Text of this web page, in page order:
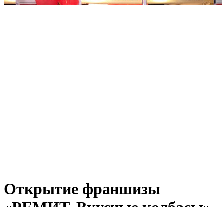
Открытие франшизы